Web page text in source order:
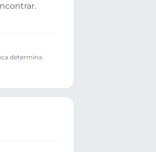
determina